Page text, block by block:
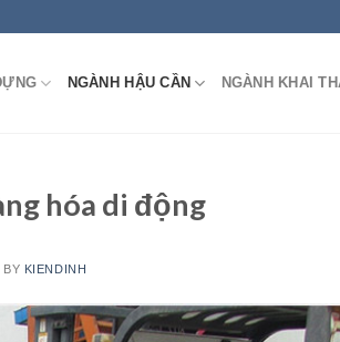
NGÀNH HẬU CẦN NGÀNH KHAI
hóa di động
BY KIENDINH